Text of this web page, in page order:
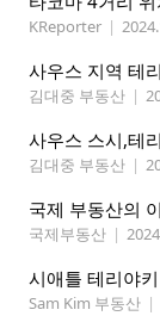
KReporter |
사우스 지역 테
김대중 부동산 |
사우스 스시,테
김대중 부동산 |
국제 부동산의
국제부동산 |
Sam Kim 부동산 |